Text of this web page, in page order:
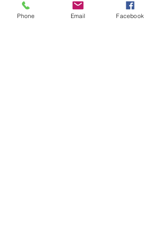
DOVE SIAMO
Phone Email Facebook